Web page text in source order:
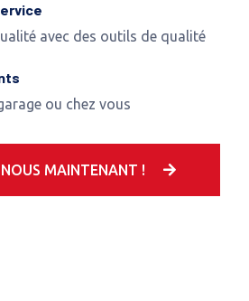
avec des outils de qualité
ou chez vous
MAINTENANT !